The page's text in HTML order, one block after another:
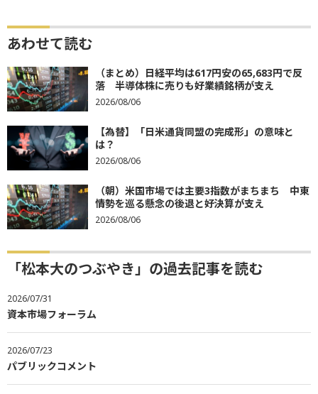
あわせて読む
（まとめ）日経平均は617円安の65,683円で反
落 半導体株に売りも好業績銘柄が支え
2026/08/06
【為替】「日米通貨同盟の完成形」の意味と
は？
2026/08/06
（朝）米国市場では主要3指数がまちまち 中東
情勢を巡る懸念の後退と好決算が支え
2026/08/06
「松本大のつぶやき」の過去記事を読む
2026/07/31
資本市場フォーラム
2026/07/23
パブリックコメント